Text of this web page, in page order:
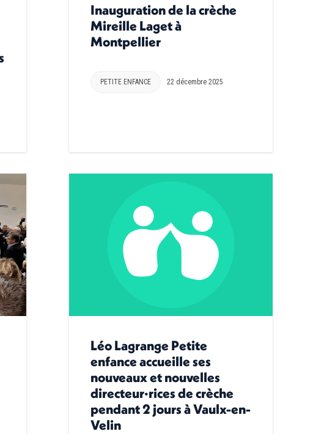
Inauguration de la crèche
Mireille Laget à
Montpellier
PETITE ENFANCE 22 décembre 2025
Léo Lagrange Petite
enfance accueille ses
nouveaux et nouvelles
directeur·rices de crèche
pendant 2 jours à Vaulx-en-
Velin